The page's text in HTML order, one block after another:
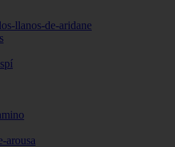
llanos-de-aridane
arousa